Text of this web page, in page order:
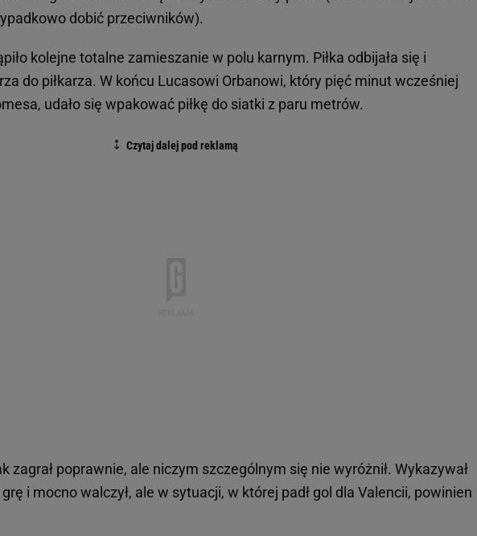
dobić przeciwników).
kolejne totalne zamieszanie w polu karnym. Piłka odbijała się i
do piłkarza. W końcu Lucasowi Orbanowi, który pięć minut wcześniej
udało się wpakować piłkę do siatki z paru metrów.
zagrał poprawnie, ale niczym szczególnym się nie wyróżnił. Wykazywał
i mocno walczył, ale w sytuacji, w której padł gol dla Valencii, powinien